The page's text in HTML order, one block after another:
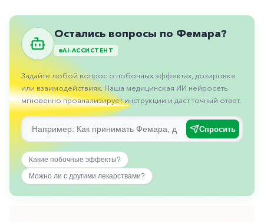
Пульмонология
Сердечные
Сосудистые
Тромбозы
Урология
Ухо-
горло-
нос
Хирургия
Щитовидная
Остались вопросы по Фемара?
AI-АССИСТЕНТ
Задайте любой вопрос о побочных эффектах, дозировке
или взаимодействиях. Наша медицинская ИИ нейросеть
мгновенно проанализирует инструкции и даст точный ответ.
Спросить
Какие побочные эффекты?
Можно ли с другими лекарствами?